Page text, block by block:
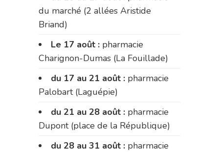
du marché (2 allées Aristide
Briand)
Le 17 août : pharmacie
Charignon-Dumas (La Fouillade)
du 17 au 21 août : pharmacie
Palobart (Laguépie)
du 21 au 28 août : pharmacie
Dupont (place de la République)
du 28 au 31 août : pharmacie